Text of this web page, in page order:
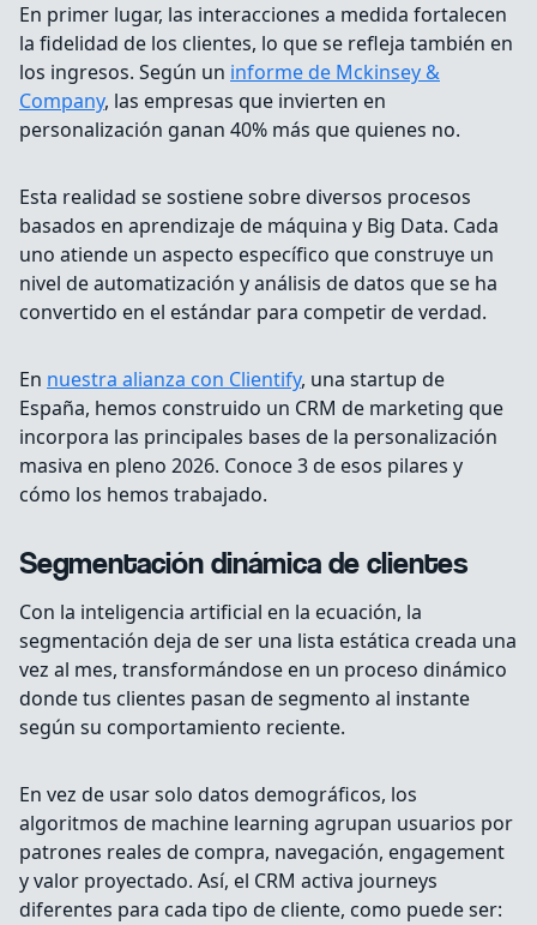
En primer lugar, las interacciones a medida fortalecen
la fidelidad de los clientes, lo que se refleja también en
los ingresos. Según un informe de Mckinsey &
Company, las empresas que invierten en
personalización ganan 40% más que quienes no.
Esta realidad se sostiene sobre diversos procesos
basados en aprendizaje de máquina y Big Data. Cada
uno atiende un aspecto específico que construye un
nivel de automatización y análisis de datos que se ha
convertido en el estándar para competir de verdad.
En nuestra alianza con Clientify, una startup de
España, hemos construido un CRM de marketing que
incorpora las principales bases de la personalización
masiva en pleno 2026. Conoce 3 de esos pilares y
cómo los hemos trabajado.
Segmentación dinámica de clientes
Con la inteligencia artificial en la ecuación, la
segmentación deja de ser una lista estática creada una
vez al mes, transformándose en un proceso dinámico
donde tus clientes pasan de segmento al instante
según su comportamiento reciente.
En vez de usar solo datos demográficos, los
algoritmos de machine learning agrupan usuarios por
patrones reales de compra, navegación, engagement
y valor proyectado. Así, el CRM activa journeys
diferentes para cada tipo de cliente, como puede ser: